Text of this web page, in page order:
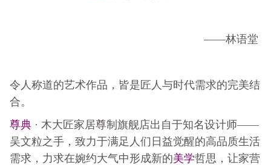
——林语堂
令人称道的艺术作品，皆是匠人与时代需求的完美结
合。
尊典 · 木大匠家居尊制旗舰店出自于知名设计师——
吴文粒之手，致力于满足人们日益觉醒的高品质生活
需求，力求在婉约大气中形成新的美学哲思，让家营